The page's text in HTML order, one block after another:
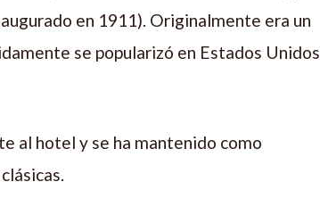
en 1911). Originalmente era un
se popularizó en Estados Unidos
al hotel y se ha mantenido como